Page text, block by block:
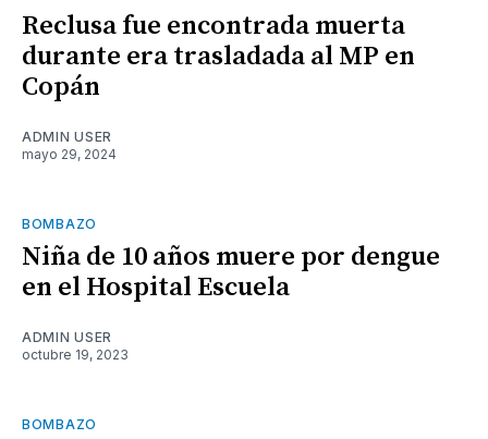
Reclusa fue encontrada muerta
durante era trasladada al MP en
Copán
ADMIN USER
mayo 29, 2024
BOMBAZO
Niña de 10 años muere por dengue
en el Hospital Escuela
ADMIN USER
octubre 19, 2023
BOMBAZO